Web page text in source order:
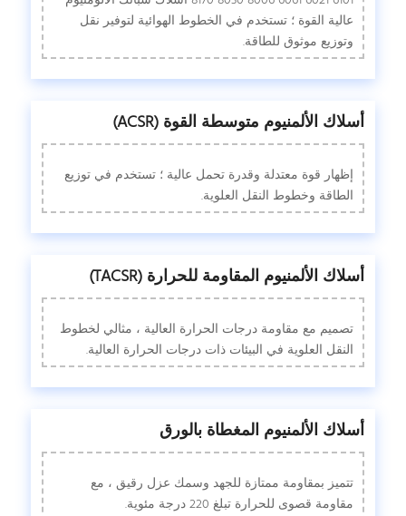
عالية القوة ؛ تستخدم في الخطوط الهوائية لتوفير نقل
وتوزيع موثوق للطاقة.
أسلاك الألمنيوم متوسطة القوة (ACSR)
إظهار قوة معتدلة وقدرة تحمل عالية ؛ تستخدم في توزيع
الطاقة وخطوط النقل العلوية.
أسلاك الألمنيوم المقاومة للحرارة (TACSR)
تصميم مع مقاومة درجات الحرارة العالية ، مثالي لخطوط
النقل العلوية في البيئات ذات درجات الحرارة العالية.
أسلاك الألمنيوم المغطاة بالورق
تتميز بمقاومة ممتازة للجهد وسمك عزل رقيق ، مع
مقاومة قصوى للحرارة تبلغ 220 درجة مئوية.